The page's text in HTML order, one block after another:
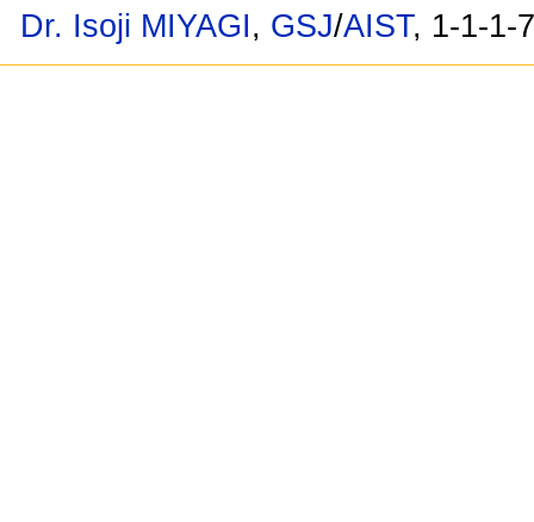
Dr. Isoji MIYAGI, GSJ/AIST, 1-1-1-